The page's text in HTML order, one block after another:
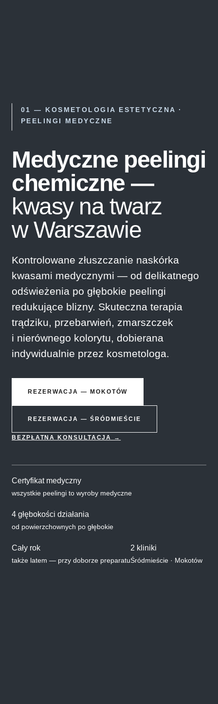
01 — KOSMETOLOGIA ESTETYCZNA ·
PEELINGI MEDYCZNE
Medyczne peelingi
chemiczne —
kwasy na twarz
w Warszawie
Kontrolowane złuszczanie naskórka
kwasami medycznymi — od delikatnego
odświeżenia po głębokie peelingi
redukujące blizny. Skuteczna terapia
trądziku, przebarwień, zmarszczek
i nierównego kolorytu, dobierana
indywidualnie przez kosmetologa.
REZERWACJA — MOKOTÓW
REZERWACJA — ŚRÓDMIEŚCIE
BEZPŁATNA KONSULTACJA →
Certyfikat medyczny
wszystkie peelingi to wyroby medyczne
4 głębokości działania
od powierzchownych po głębokie
Cały rok
także latem — przy doborze preparatu
2 kliniki
Śródmieście · Mokotów